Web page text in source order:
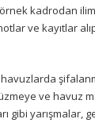
kadrodan
ve kayıtlar
ve havuz
gibi yarışmalar,